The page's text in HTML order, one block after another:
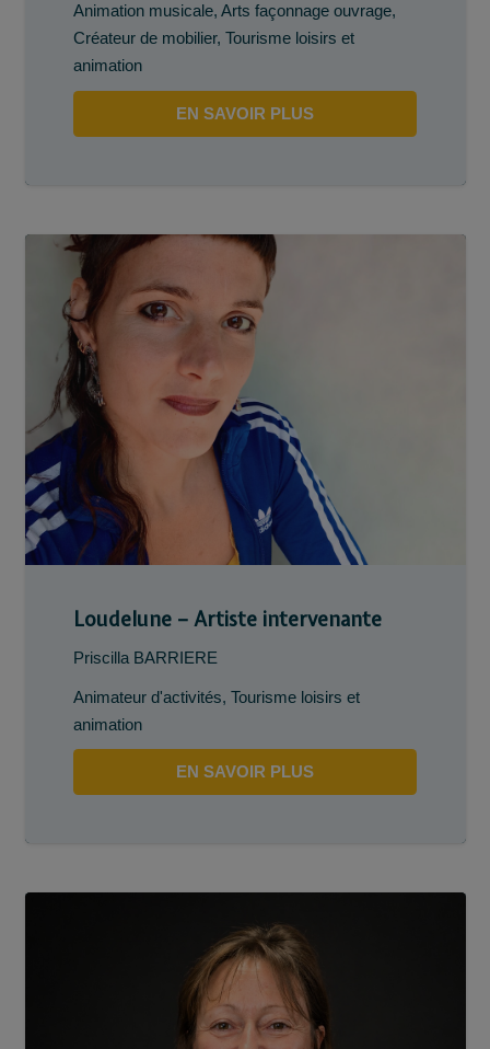
Animation musicale, Arts façonnage ouvrage,
Créateur de mobilier, Tourisme loisirs et
animation
EN SAVOIR PLUS
Loudelune – Artiste intervenante
Priscilla BARRIERE
Animateur d'activités, Tourisme loisirs et
animation
EN SAVOIR PLUS